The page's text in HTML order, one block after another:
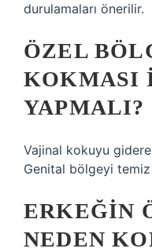
durulamaları önerilir.
ÖZEL
KOKMASI
YAPMALI?
Vajinal kokuyu
Genital bölgeyi
ERKEĞIN
NEDEN